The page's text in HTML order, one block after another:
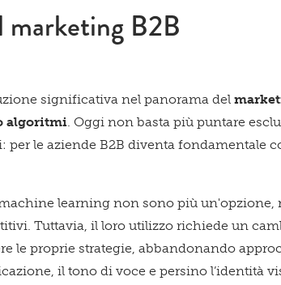
marketing B2B
significativa nel panorama del
algoritmi. Oggi non basta più puntare
le aziende B2B diventa fondamentale
learning non sono più un'opzione,
Tuttavia, il loro utilizzo richiede un
le proprie strategie, abbandonando
il tono di voce e persino l’identità